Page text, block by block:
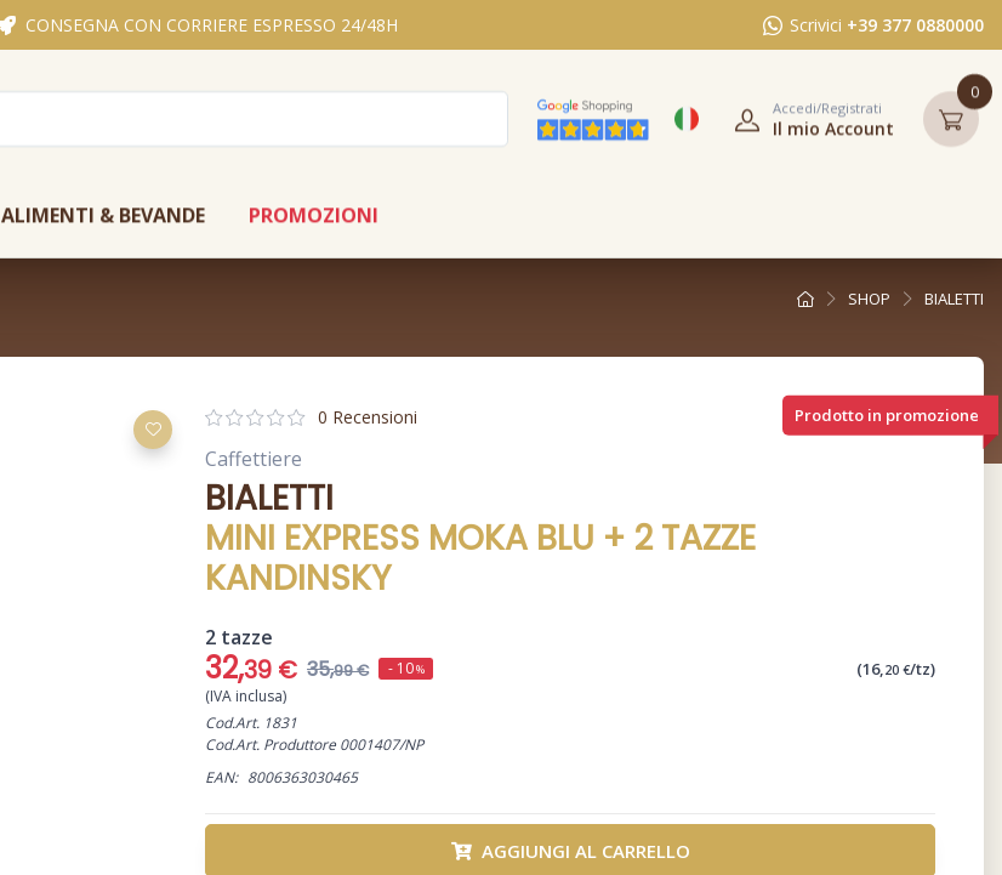
CONSEGNA CON CORRIERE ESPRESSO 24/48H Scrivici +39 377 0880000
Accedi/Registrati
Il mio Account
0
ALIMENTI & BEVANDE PROMOZIONI
SHOP BIALETTI
0 Recensioni Prodotto in promozione
Caffettiere
BIALETTI
MINI EXPRESS MOKA BLU + 2 TAZZE
KANDINSKY
2 tazze
32,39 € 35,99 € - 10% (16,20 €/tz)
(IVA inclusa)
Cod.Art. 1831
Cod.Art. Produttore 0001407/NP
EAN: 8006363030465
AGGIUNGI AL CARRELLO